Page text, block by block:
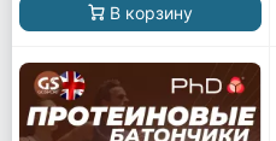
В корзину